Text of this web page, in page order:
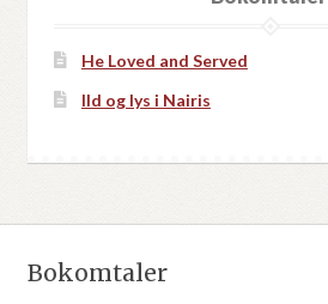
He Loved and Served
Ild og lys i Nairis
Bokomtaler